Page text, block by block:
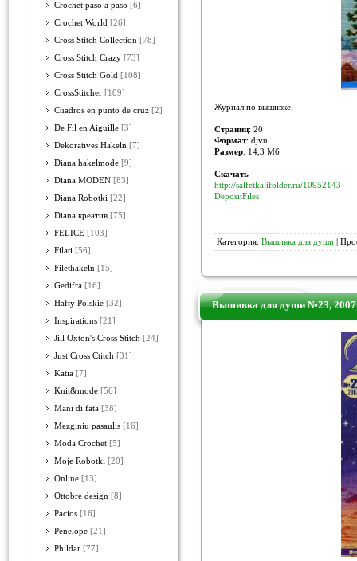
Crochet paso a paso [6]
Crochet World [26]
Cross Stitch Collection [78]
Cross Stitch Crazy [73]
Cross Stitch Gold [108]
CrossStitcher [109]
Cuadros en punto de cruz [2]
De Fil en Aiguille [3]
Dekoratives Hakeln [7]
Diana hakelmode [9]
Diana MODEN [83]
Diana Robotki [22]
Diana креатив [75]
FELICE [103]
Filati [56]
Filethakeln [15]
Gedifra [16]
Hafty Polskie [32]
Inspirations [21]
Jill Oxton's Cross Stitch [24]
Just Cross Ctitch [31]
Katia [7]
Knit&mode [56]
Mani di fata [38]
Mezginiu pasaulis [16]
Moda Crochet [5]
Moje Robotki [20]
Online [13]
Ottobre design [8]
Pacios [16]
Penelope [21]
Phildar [77]
Журнал по вышивке.
Страниц: 20
Формат: djvu
Размер: 14,3 Мб
Скачать
http://salfetka.ifolder.ru/10952143
DepositFiles
Категория: Вышивка для души |
Вышивка для души №23, 2007